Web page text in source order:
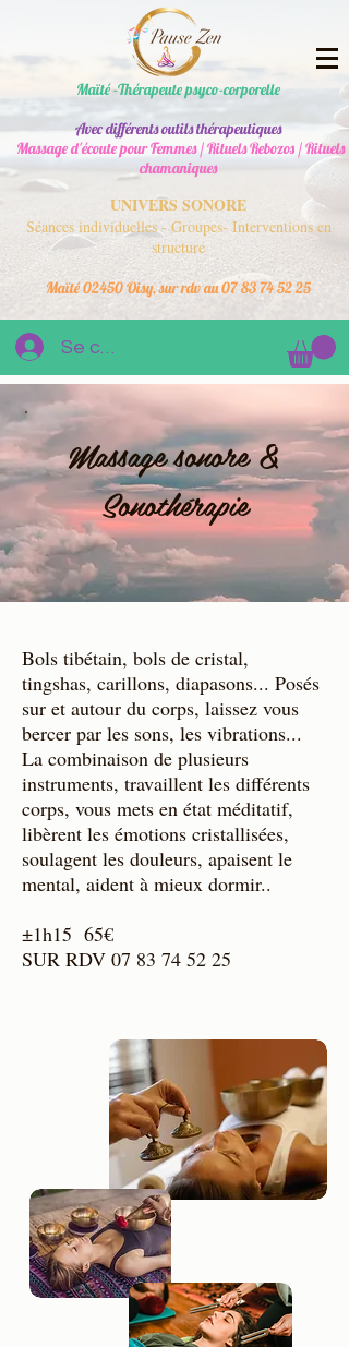
Maïté -Thérapeute psyco-corporelle
Avec différents outils thérapeutiques
Massage d'écoute pour Femmes / Rituels Rebozos / Rituels
chamaniques
UNIVERS SONORE
Séances individuelles - Groupes- Interventions en
structure
Maïté 02450 Oisy, sur rdv au07 83 74 52 25
Se connecter
Massage sonore &
Sonothérapie
Bols tibétain, bols de cristal,
tingshas, carillons, diapasons... Posés
sur et autour du corps, laissez vous
bercer par les sons, les vibrations...
La combinaison de plusieurs
instruments, travaillent les différents
corps, vous mets en état méditatif,
libèrent les émotions cristallisées,
soulagent les douleurs, apaisent le
mental, aident à mieux dormir..
±1h15 65€
SUR RDV 07 83 74 52 25